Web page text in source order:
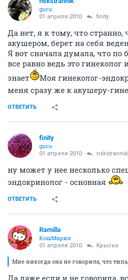
guru
01 апреля 2010 finity
Да нет, я к тому, что странно,
акушером, берет на себя
Я вот сначала думала, что по
все равно ведь это гинеколог
знает
Моя гинеколог-
меня сразу же к акушеру-
ОТВЕТИТЬ
finity
guru
01 апреля 2010 nskstrannik
ну может у нее несколько
эндокринолог - основная
ОТВЕТИТЬ
Ramilla
КошМария
01 апреля 2010 Крыска
Мне никогда она не говорила, что
Да даже если и не говорила,